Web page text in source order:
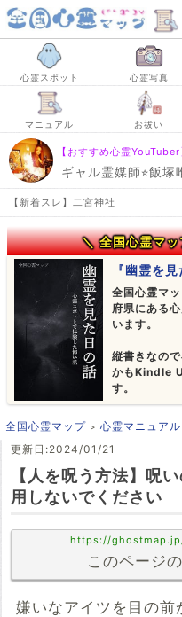
心霊スポット 心霊写真
マニュアル お祓い
【おすすめ心霊YouTuber
ギャル霊媒師⭐︎飯塚
【新着スレ】二宮神社
＼ 全国心霊マ
『幽霊を見
全国心霊マ
府県にある
います。
縦書きなの
かもKindle
す。
全国心霊マップ 心霊マニュアル
更新日:2024/01/21
【人を呪う方法】呪
用しないでください
https://
このページ
嫌いなアイツを目の前